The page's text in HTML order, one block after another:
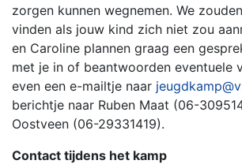
zorgen kunnen wegnemen. We
vinden als jouw kind zich niet zou
en Caroline plannen graag een
met je in of beantwoorden eventuele
even een e-mailtje naar
berichtje naar Ruben Maat (06-
Oostveen (06-29331419).
Contact tijdens het kamp